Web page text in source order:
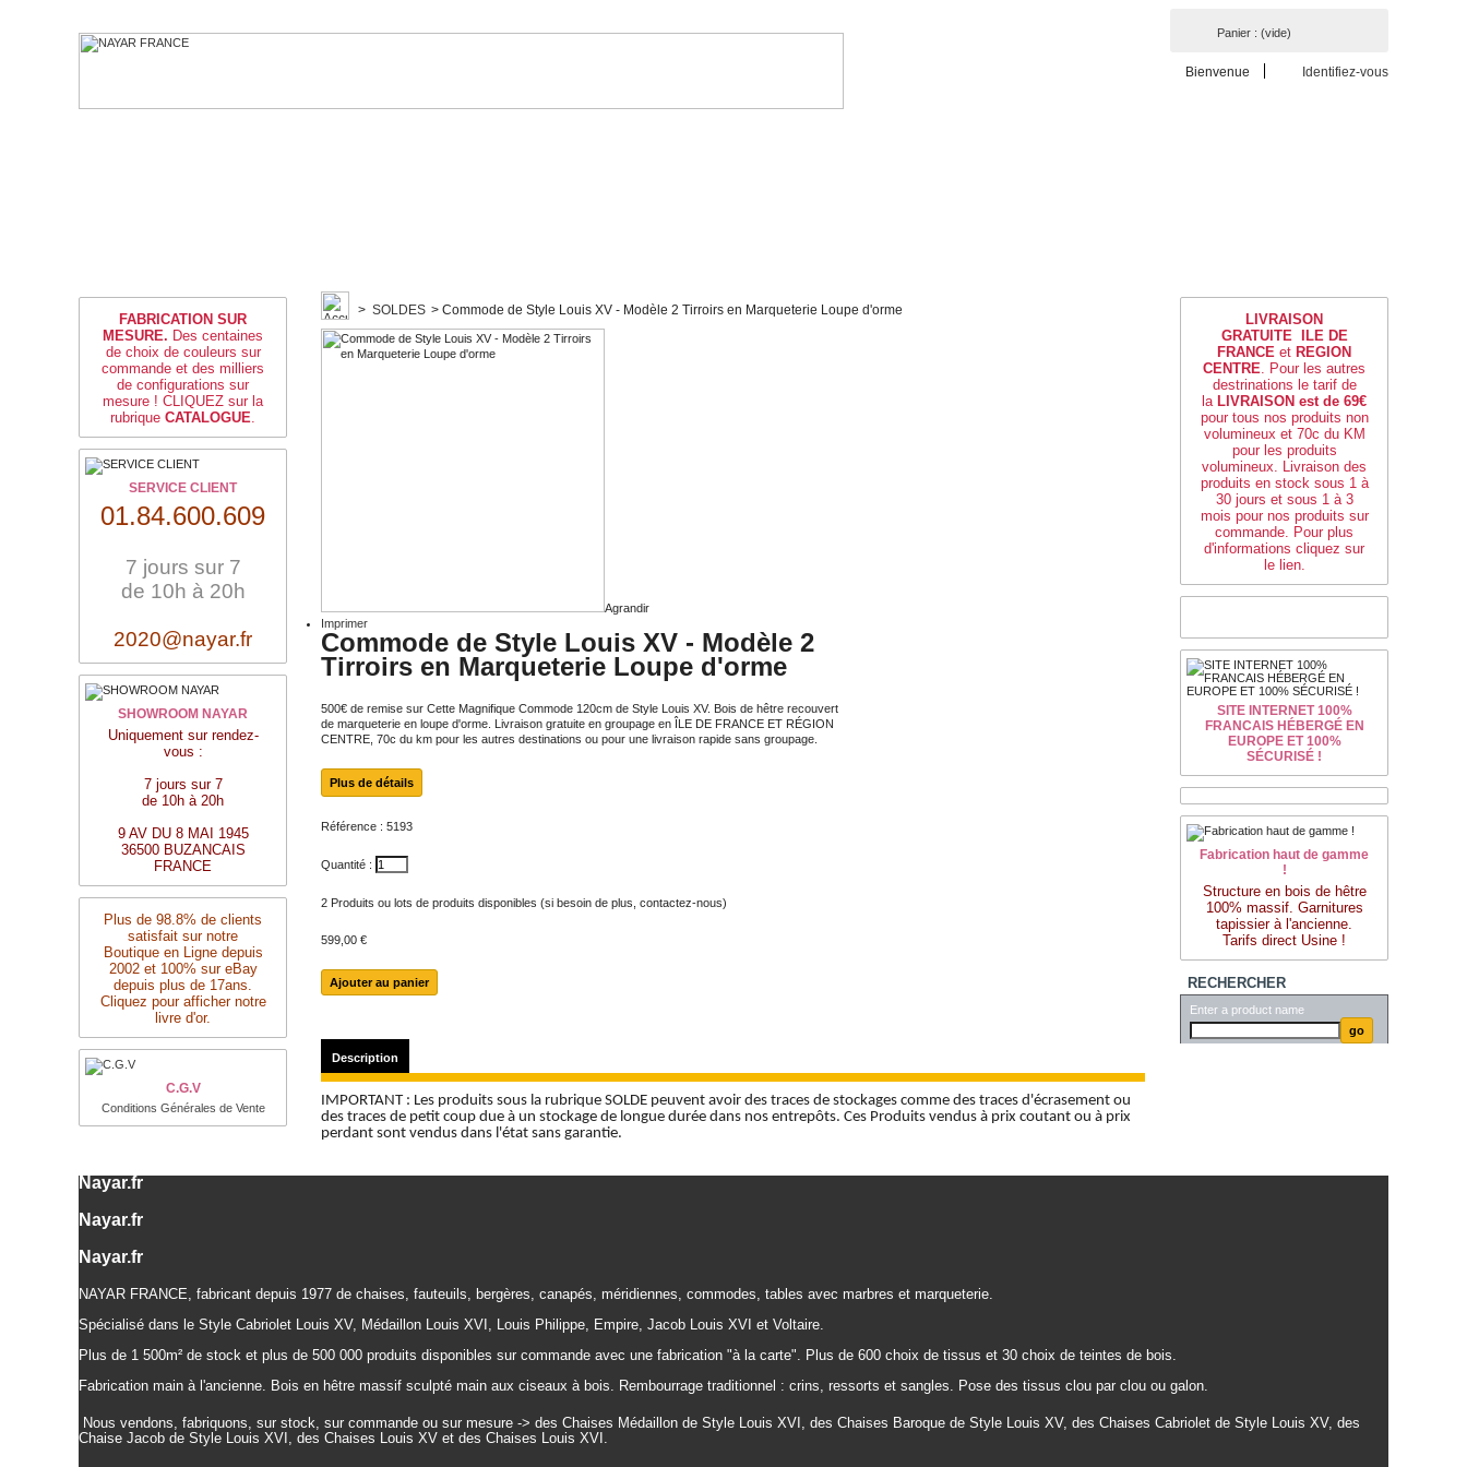
Panier : (vide)
Bienvenue Identifiez-vous
FABRICATION SUR
MESURE. Des centaines
de choix de couleurs sur
commande et des milliers
de configurations sur
mesure ! CLIQUEZ sur la
rubrique CATALOGUE.
SERVICE CLIENT
01.84.600.609
7 jours sur 7
de 10h à 20h
2020@nayar.fr
SHOWROOM NAYAR
Uniquement sur rendez-
vous :
7 jours sur 7
de 10h à 20h
9 AV DU 8 MAI 1945
36500 BUZANCAIS
FRANCE
Plus de 98.8% de clients
satisfait sur notre
Boutique en Ligne depuis
2002 et 100% sur eBay
depuis plus de 17ans.
Cliquez pour afficher notre
livre d'or.
C.G.V
Conditions Générales de Vente
> SOLDES > Commode de Style Louis XV - Modèle 2 Tirroirs en Marqueterie Loupe d'orme
Agrandir
Imprimer
Commode de Style Louis XV - Modèle 2
Tirroirs en Marqueterie Loupe d'orme
500€ de remise sur Cette Magnifique Commode 120cm de Style Louis XV. Bois de hêtre recouvert
de marqueterie en loupe d'orme. Livraison gratuite en groupage en ÎLE DE FRANCE ET RÉGION
CENTRE, 70c du km pour les autres destinations ou pour une livraison rapide sans groupage.
Plus de détails
Référence : 5193
Quantité :
2 Produits ou lots de produits disponibles (si besoin de plus, contactez-nous)
599,00 €
Description
IMPORTANT : Les produits sous la rubrique SOLDE peuvent avoir des traces de stockages comme des traces d'écrasement ou
des traces de petit coup due à un stockage de longue durée dans nos entrepôts. Ces Produits vendus à prix coutant ou à prix
perdant sont vendus dans l'état sans garantie.
LIVRAISON
GRATUITE
ILE DE
FRANCE et REGION
CENTRE. Pour les autres
destrinations le tarif de
la LIVRAISON est de 69€
pour tous nos produits non
volumineux et 70c du KM
pour les produits
volumineux. Livraison des
produits en stock sous 1 à
30 jours et sous 1 à 3
mois pour nos produits sur
commande. Pour plus
d'informations cliquez sur
le lien.
SITE INTERNET 100%
FRANCAIS HÉBERGÉ EN
EUROPE ET 100%
SÉCURISÉ !
Fabrication haut de gamme
!
Structure en bois de hêtre
100% massif. Garnitures
tapissier à l'ancienne.
Tarifs direct Usine !
RECHERCHER
Enter a product name
Nayar.fr
Nayar.fr
Nayar.fr
NAYAR FRANCE, fabricant depuis 1977 de chaises, fauteuils, bergères, canapés, méridiennes, commodes, tables avec marbres et marqueterie.
Spécialisé dans le Style Cabriolet Louis XV, Médaillon Louis XVI, Louis Philippe, Empire, Jacob Louis XVI et Voltaire.
Plus de 1 500m² de stock et plus de 500 000 produits disponibles sur commande avec une fabrication "à la carte". Plus de 600 choix de tissus et 30 choix de teintes de bois.
Fabrication main à l'ancienne. Bois en hêtre massif sculpté main aux ciseaux à bois. Rembourrage traditionnel : crins, ressorts et sangles. Pose des tissus clou par clou ou galon.
Nous vendons, fabriquons, sur stock, sur commande ou sur mesure -> des Chaises Médaillon de Style Louis XVI, des Chaises Baroque de Style Louis XV, des Chaises Cabriolet de Style Louis XV, des
Chaise Jacob de Style Louis XVI, des Chaises Louis XV et des Chaises Louis XVI.